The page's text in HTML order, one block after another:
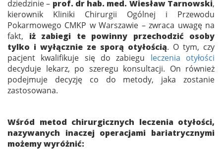
dziedzinie – prof. dr hab. med. Wiesław Tarnowski,
kierownik Kliniki Chirurgii Ogólnej i Przewodu
Pokarmowego CMKP w Warszawie – zwraca uwagę na
fakt, iż zabiegi te powinny przechodzić osoby
tylko i wyłącznie ze sporą otyłością. O tym, czy
pacjent kwalifikuje się do zabiegu leczenia otyłości
decyduje lekarz, po szeregu konsultacji. On również
podejmuje decyzję co do metody, jaka zostanie
zastosowana.
Wśród metod chirurgicznych leczenia otyłości,
nazywanych inaczej operacjami bariatrycznymi
możemy wyróżnić: